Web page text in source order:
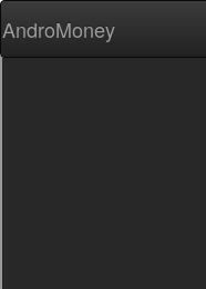
AndroMoney